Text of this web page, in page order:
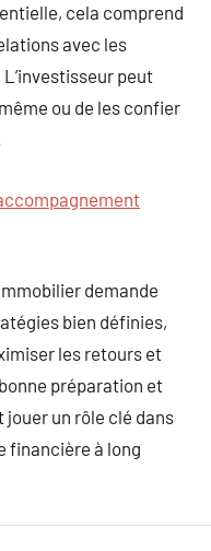
cela comprend
avec les
peut
ou de les confier
demande
bien définies,
les retours et
préparation et
un rôle clé dans
financière à long